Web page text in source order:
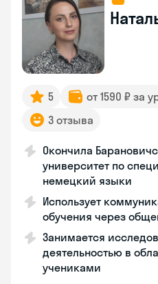
5 от 1590 ₽ за
3 отзыва
Окончила
университет по
немецкий языки
Использует
обучения через
Занимается
деятельностью в
учениками